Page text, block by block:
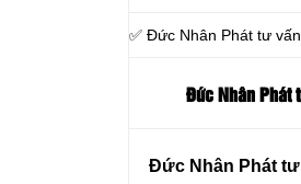
✅ Đức Nhân Phát tư
Đức Nhân Phát
Đức Nhân Phát